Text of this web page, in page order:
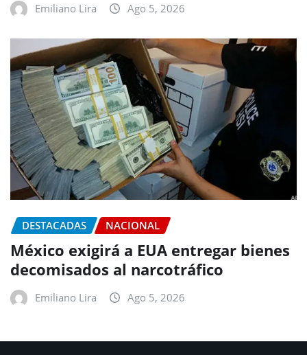
Emiliano Lira Ago 5, 2026
DESTACADAS NACIONAL
México exigirá a EUA entregar bienes
decomisados al narcotráfico
Emiliano Lira Ago 5, 2026